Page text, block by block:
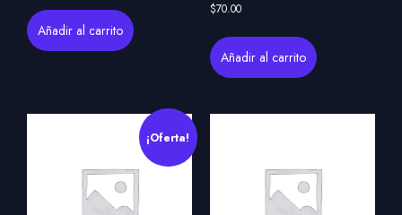
Añadir al carrito
$70.00
Añadir al carrito
¡Oferta!